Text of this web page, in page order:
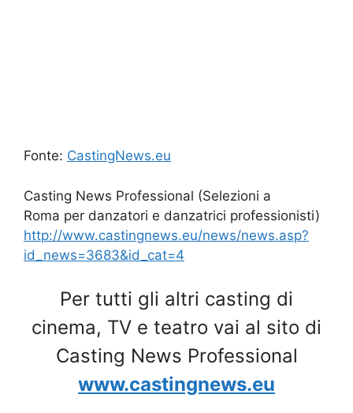
Fonte: CastingNews.eu
Casting News Professional (Selezioni a
Roma per danzatori e danzatrici professionisti)
http://www.castingnews.eu/news/news.asp?
id_news=3683&id_cat=4
Per tutti gli altri casting di
cinema, TV e teatro vai al sito di
Casting News Professional
www.castingnews.eu